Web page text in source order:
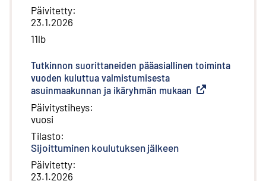
Päivitetty:
23.1.2026
11lb
Tutkinnon suorittaneiden pääasiallinen toiminta
vuoden kuluttua valmistumisesta
asuinmaakunnan ja ikäryhmän mukaan Ulkoinen linkki
Päivitystiheys:
vuosi
Tilasto:
Sijoittuminen koulutuksen jälkeen
Päivitetty:
23.1.2026